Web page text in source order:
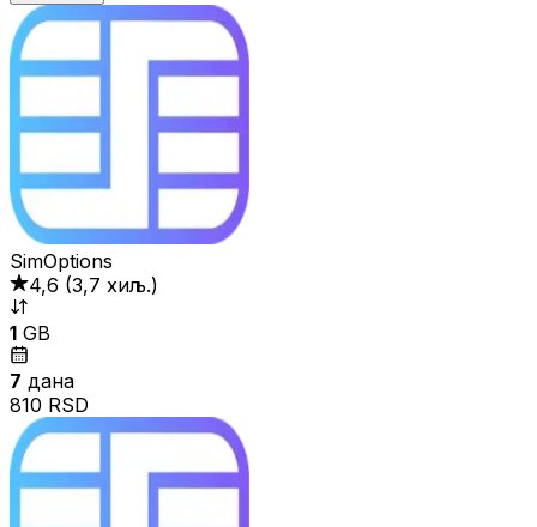
SimOptions
4,6 (3,7 хиљ.)
1 GB
7 дана
810 RSD